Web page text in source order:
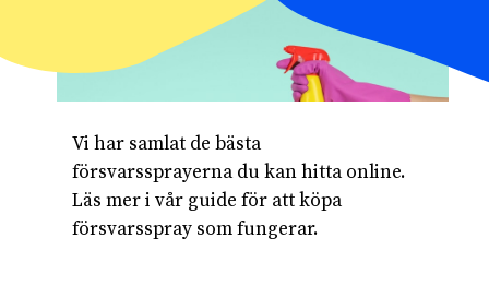
Vi har samlat de bästa
försvarssprayerna du kan hitta online.
Läs mer i vår guide för att köpa
försvarsspray som fungerar.